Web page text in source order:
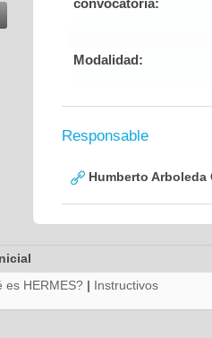
convocatoria:
Modalidad:
Responsable
Humberto Arboleda
es HERMES? | Instructivos